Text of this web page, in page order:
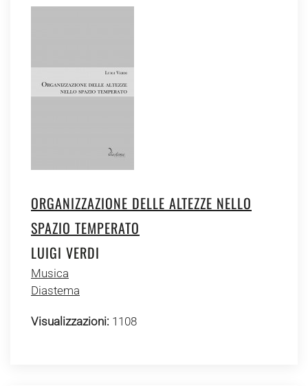
ORGANIZZAZIONE DELLE ALTEZZE NELLO
SPAZIO TEMPERATO
LUIGI VERDI
Musica
Diastema
Visualizzazioni: 1108